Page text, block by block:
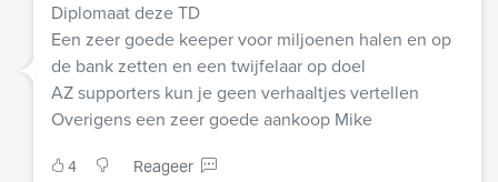
Diplomaat deze TD
Een zeer goede keeper voor miljoenen halen en op
de bank zetten en een twijfelaar op doel
AZ supporters kun je geen verhaaltjes vertellen
Overigens een zeer goede aankoop Mike
4 Reageer